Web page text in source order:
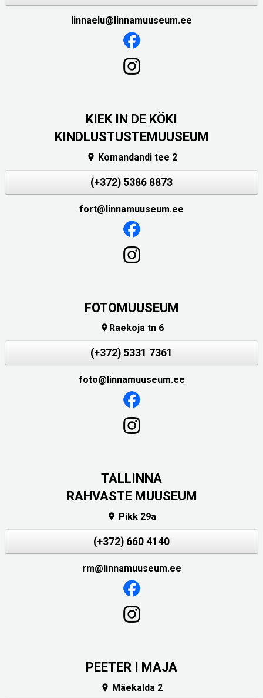
linnaelu@linnamuuseum.ee
KIEK IN DE KÖKI
KINDLUSTUSTEMUUSEUM
 Komandandi tee 2
(+372) 5386 8873
fort@linnamuuseum.ee
FOTOMUUSEUM
 Raekoja tn 6
(+372) 5331 7361
foto@linnamuuseum.ee
TALLINNA
RAHVASTE MUUSEUM
 Pikk 29a
(+372) 660 4140
rm@linnamuuseum.ee
PEETER I MAJA
 Mäekalda 2